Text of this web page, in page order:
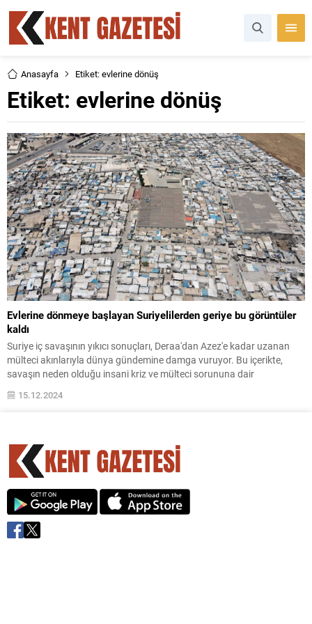
Anasayfa Etiket: evlerine dönüş
Etiket: evlerine dönüş
Evlerine dönmeye başlayan Suriyelilerden geriye bu görüntüler
kaldı
Suriye iç savaşının yıkıcı sonuçları, Deraa'dan Azez'e kadar uzanan
mülteci akınlarıyla dünya gündemine damga vuruyor. Bu içerikte,
savaşın neden olduğu insani kriz ve mülteci sorununa dair
15.12.2024